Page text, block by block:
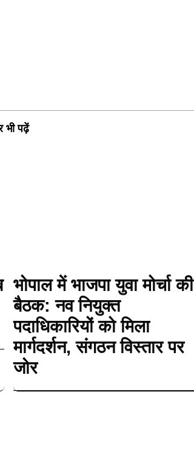
भी पढ़ें
भोपाल में भाजपा युवा मोर्चा की
बैठक: नव नियुक्त
पदाधिकारियों को मिला
मार्गदर्शन, संगठन विस्तार पर
जोर